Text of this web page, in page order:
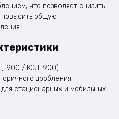
что позволяет снизить
повысить общую
900 / КСД-900)
дробления
стационарных и мобильных